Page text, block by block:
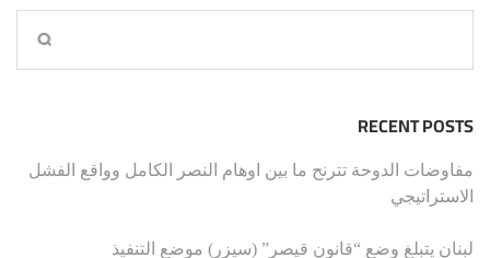
RECENT POSTS
مفاوضات الدوحة تترنح ما بين اوهام النصر الكامل وواقع الفشل
الاستراتيجي
لبنان يتبلغ وضع “قانون قيصر” (سيزر) موضع التنفيذ